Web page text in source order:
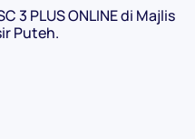
3 PLUS ONLINE di Majlis
Puteh.